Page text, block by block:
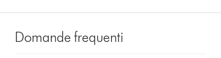
Domande frequenti